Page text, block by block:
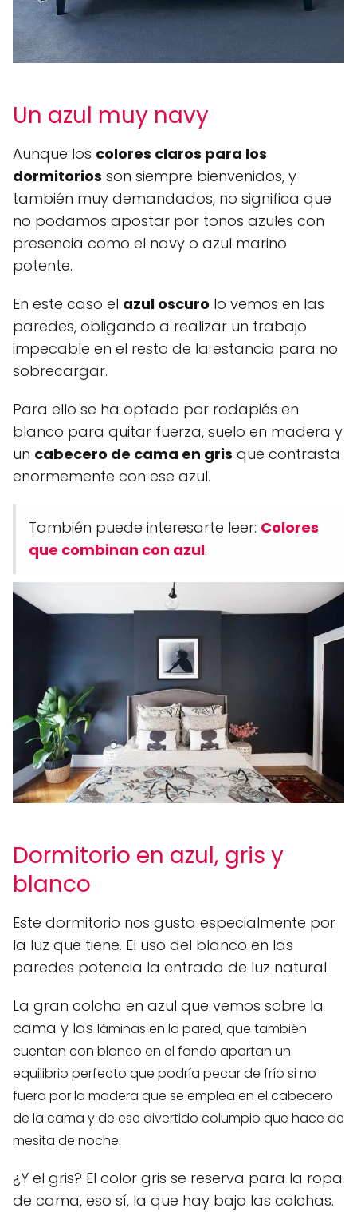
Un azul muy navy
Aunque los colores claros para los
dormitorios son siempre bienvenidos, y
también muy demandados, no significa que
no podamos apostar por tonos azules con
presencia como el navy o azul marino
potente.
En este caso el azul oscuro lo vemos en las
paredes, obligando a realizar un trabajo
impecable en el resto de la estancia para no
sobrecargar.
Para ello se ha optado por rodapiés en
blanco para quitar fuerza, suelo en madera y
un cabecero de cama en gris que contrasta
enormemente con ese azul.
También puede interesarte leer: Colores
que combinan con azul.
Dormitorio en azul, gris y
blanco
Este dormitorio nos gusta especialmente por
la luz que tiene. El uso del blanco en las
paredes potencia la entrada de luz natural.
La gran colcha en azul que vemos sobre la
cama y las láminas en la pared, que también
cuentan con blanco en el fondo aportan un
equilibrio perfecto que podría pecar de frío si no
fuera por la madera que se emplea en el cabecero
de la cama y de ese divertido columpio que hace de
mesita de noche.
¿Y el gris? El color gris se reserva para la ropa
de cama, eso sí, la que hay bajo las colchas.